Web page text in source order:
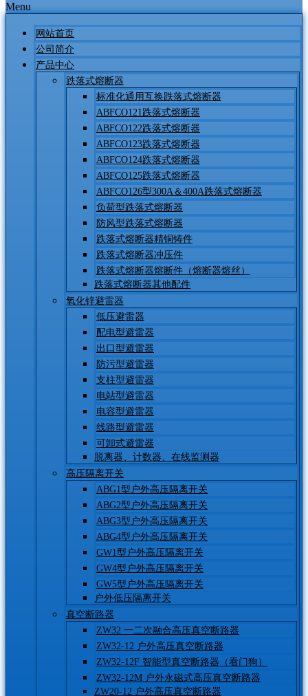
Menu
网站首页
公司简介
产品中心
跌落式熔断器
标准化通用互换跌落式熔断器
ABFCO121跌落式熔断器
ABFCO122跌落式熔断器
ABFCO123跌落式熔断器
ABFCO124跌落式熔断器
ABFCO125跌落式熔断器
ABFCO126型300A＆400A跌落式熔断器
负荷型跌落式熔断器
防风型跌落式熔断器
跌落式熔断器精铜铸件
跌落式熔断器冲压件
跌落式熔断器熔断件（熔断器熔丝）
跌落式熔断器其他配件
氧化锌避雷器
低压避雷器
配电型避雷器
出口型避雷器
防污型避雷器
支柱型避雷器
电站型避雷器
电容型避雷器
线路型避雷器
可卸式避雷器
脱离器、计数器、在线监测器
高压隔离开关
ABG1型户外高压隔离开关
ABG2型户外高压隔离开关
ABG3型户外高压隔离开关
ABG4型户外高压隔离开关
GW1型户外高压隔离开关
GW4型户外高压隔离开关
GW5型户外高压隔离开关
户外低压隔离开关
真空断路器
ZW32 一二次融合高压真空断路器
ZW32-12 户外高压真空断路器
ZW32-12F 智能型真空断路器（看门狗）
ZW32-12M 户外永磁式高压真空断路器
ZW20-12 户外高压真空断路器